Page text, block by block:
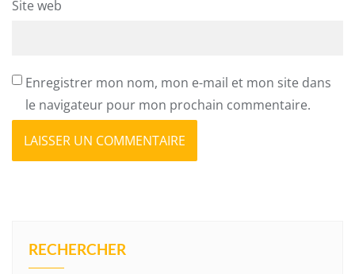
Site web
Enregistrer mon nom, mon e-mail et mon site dans
le navigateur pour mon prochain commentaire.
RECHERCHER